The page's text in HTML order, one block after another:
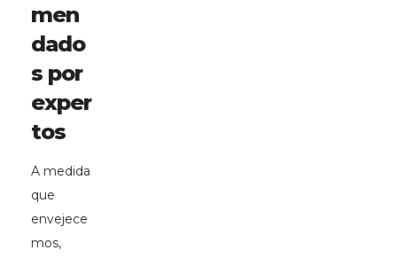
men
dado
s por
exper
tos
A medida
que
envejece
mos,